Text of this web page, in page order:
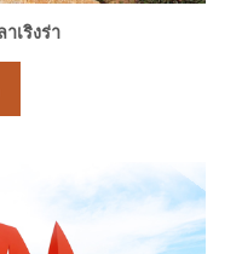
เริงร่า